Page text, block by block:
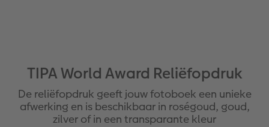
TIPA World Award Reliëfopdruk
De reliëfopdruk geeft jouw fotoboek een unieke
afwerking en is beschikbaar in roségoud, goud,
zilver of in een transparante kleur